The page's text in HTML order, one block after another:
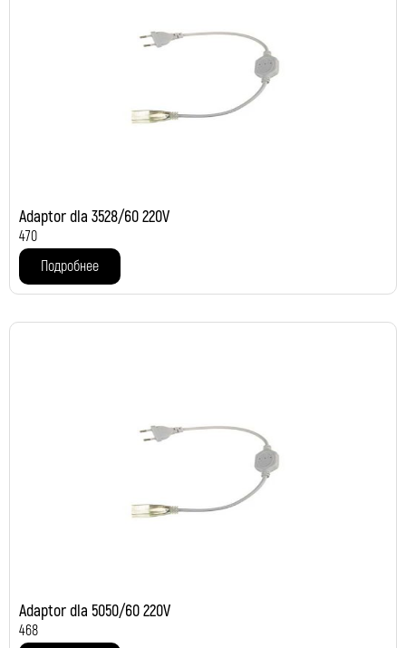
Adaptor dla 3528/60 220V
470
Подробнее
Adaptor dla 5050/60 220V
468